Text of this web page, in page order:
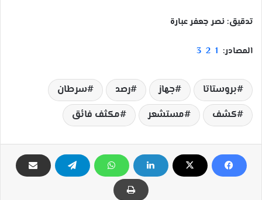
تدقيق: نصر جعفر عبارة
المصادر: 1
بروستاتا جهاز رصد
سرطان
كشف
مستشعر مكثف فائق